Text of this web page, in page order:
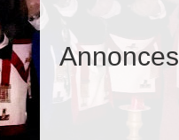
Annonces